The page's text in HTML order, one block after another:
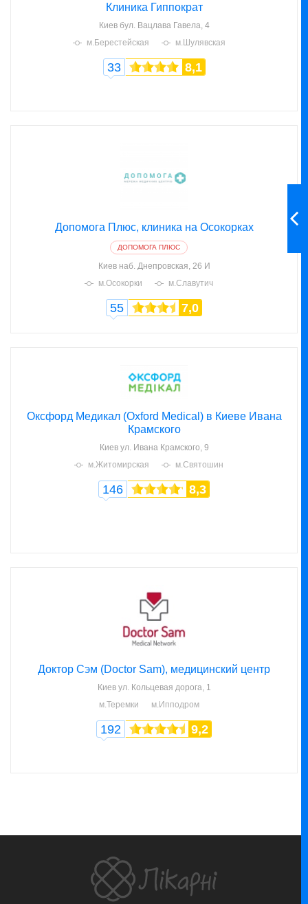
Клиника Гиппократ
Киев бул. Вацлава Гавела, 4
м.Берестейская
м.Шулявская
33 8,1
Допомога Плюс, клиника на Осокорках
ДОПОМОГА ПЛЮС
Киев наб. Днепровская, 26 И
м.Осокорки
м.Славутич
55 7,0
Оксфорд Медикал (Oxford Medical) в Киеве Ивана
Крамского
Киев ул. Ивана Крамского, 9
м.Житомирская
м.Святошин
146 8,3
Доктор Сэм (Doctor Sam), медицинский центр
Киев ул. Кольцевая дорога, 1
м.Теремки
м.Ипподром
192 9,2